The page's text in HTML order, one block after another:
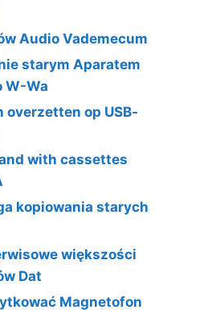
Audio Vademecum
starym Aparatem
W-Wa
overzetten op USB-
with cassettes
kopiowania starych
większości
Dat
Magnetofon